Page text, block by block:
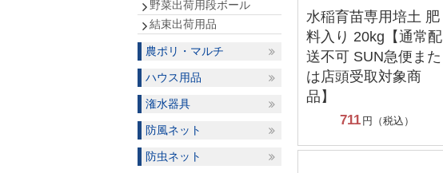
水稲育苗専用培土 肥
料入り 20kg【通常配
送不可 SUN急便また
は店頭受取対象商
品】
711 円（税込）
野菜出荷用段ボール
結束出荷用品
農ポリ・マルチ
ハウス用品
潅水器具
防風ネット
防虫ネット